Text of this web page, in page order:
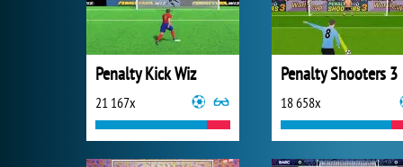
Penalty Kick Wiz
21 167x
Penalty Shooters 3
18 658x